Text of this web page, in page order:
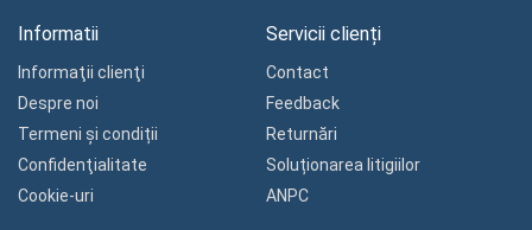
Informatii
Informaţii clienţi
Despre noi
Termeni și condiții
Confidenţialitate
Cookie-uri
Servicii clienți
Contact
Feedback
Returnări
Soluționarea litigiilor
ANPC